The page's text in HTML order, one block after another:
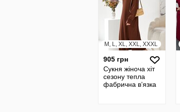
M, L, XL, XXL, XXXL
905 грн
Сукня жіноча хіт
сезону тепла
фабрична вʼязка